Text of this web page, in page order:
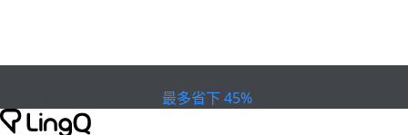
最多省下 45%